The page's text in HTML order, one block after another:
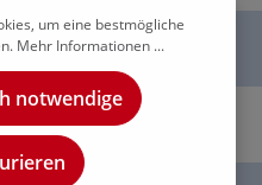
um eine bestmögliche
Mehr Informationen ...
notwendige